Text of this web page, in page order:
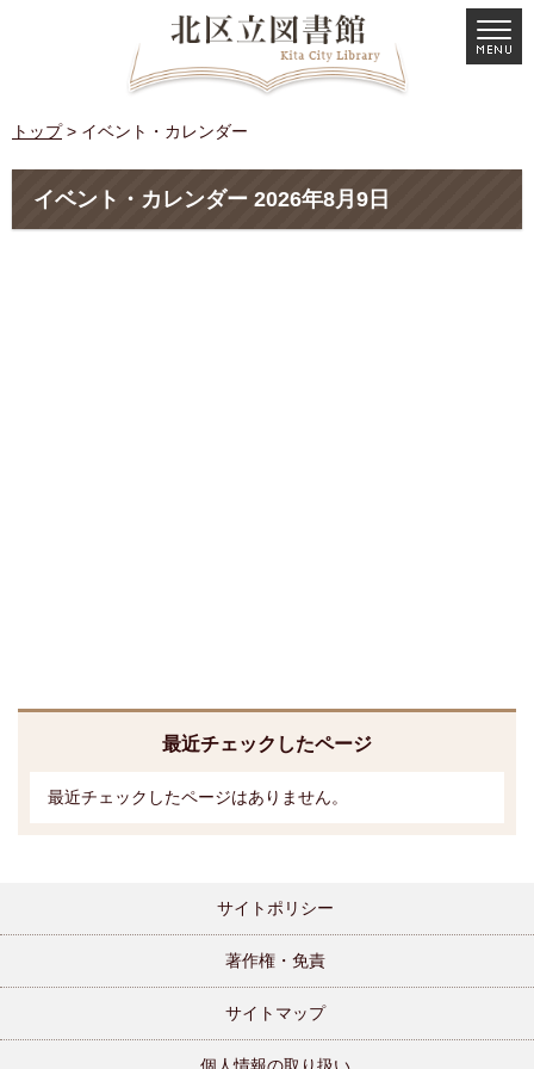
トップ> イベント・カレンダー
イベント・カレンダー 2026年8月9日
最近チェックしたページ
最近チェックしたページはありません。
サイトポリシー
著作権・免責
サイトマップ